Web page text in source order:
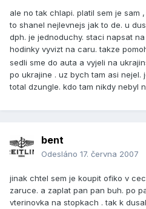
ale no tak chlapi. platil sem je sam
to shanel nejlevnejs jak to de. u
dph. je jednoduchy. staci napsat
hodinky vyvizt na caru. takze
sedli sme do auta a vyjeli na
po ukrajine . uz bych tam asi nejel.
total dzungle. kdo tam nikdy nebyl
bent
Odesláno 17. června 2007
jinak chtel sem je koupit ofiko v
zaruce. a zaplat pan pan buh. po
vterinovka na stopkach . tak k